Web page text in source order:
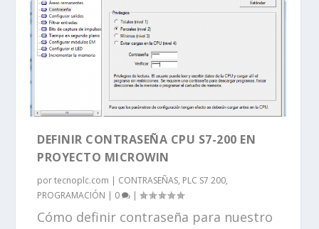
DEFINIR CONTRASEÑA CPU S7-200 EN
PROYECTO MICROWIN
portecnoplc.com | CONTRASEÑAS, PLC S7 200,
PROGRAMACIÓN | 0 |
Cómo definir contraseña para nuestro